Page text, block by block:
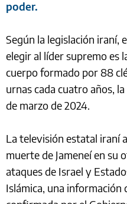
poder.
Según la legislación iraní,
elegir al líder supremo es
cuerpo formado por 88
urnas cada cuatro años,
de marzo de 2024.
La televisión estatal iraní
muerte de Jameneí en su
ataques de Israel y
Islámica, una información